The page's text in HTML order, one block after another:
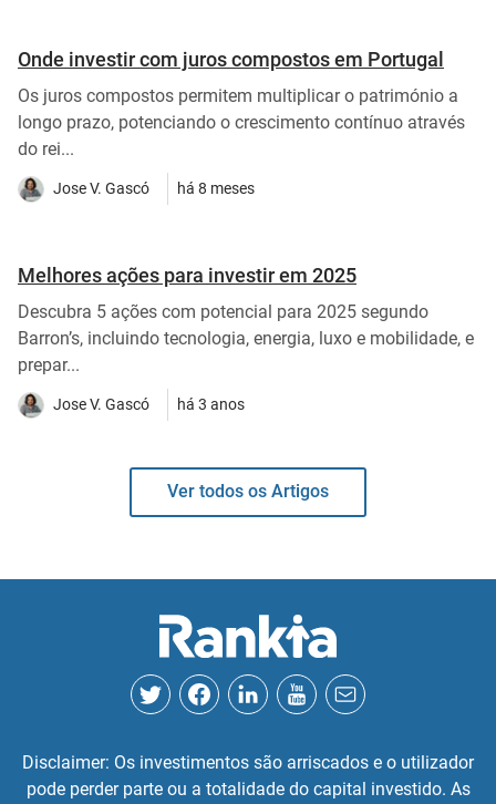
Onde investir com juros compostos em Portugal
Os juros compostos permitem multiplicar o património a
longo prazo, potenciando o crescimento contínuo através
do rei...
Jose V. Gascó há 8 meses
Melhores ações para investir em 2025
Descubra 5 ações com potencial para 2025 segundo
Barron’s, incluindo tecnologia, energia, luxo e mobilidade, e
prepar...
Jose V. Gascó há 3 anos
Ver todos os Artigos
Disclaimer: Os investimentos são arriscados e o utilizador
pode perder parte ou a totalidade do capital investido. As